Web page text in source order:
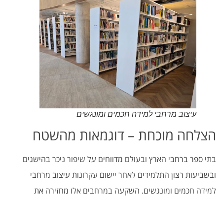
עיצוב מרחבי למידה חכמים ומונגשים
הצלחה מוכחת – דוגמאות מהשטח
בתי ספר ברחבי הארץ ובעולם מדווחים על שיפור ניכר בהישגים
ובשביעות רצון התלמידים לאחר יישום עקרונות עיצוב מרחבי
למידה חכמים ומונגשים. השקעה במרחבים אלו מחזירה את